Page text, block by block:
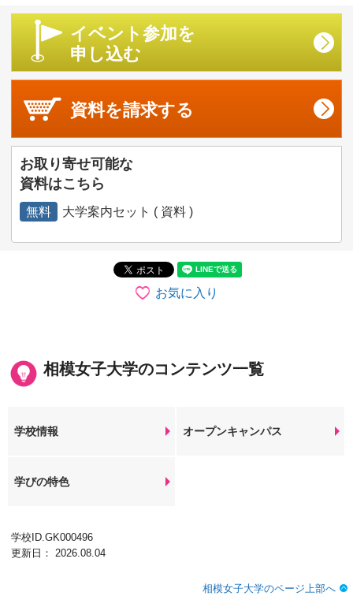
イベント参加を
申し込む
資料を請求する
お取り寄せ可能な
資料はこちら
無料 大学案内セット ( 資料 )
お気に入り
相模女子大学のコンテンツ一覧
学校情報 オープンキャンパス
学びの特色
学校ID.GK000496
更新日： 2026.08.04
相模女子大学のページ上部へ